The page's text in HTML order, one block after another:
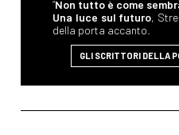
“Non tutto è come
Una luce sul futuro,
della porta accanto.
GLI SCRITTORI DELLA